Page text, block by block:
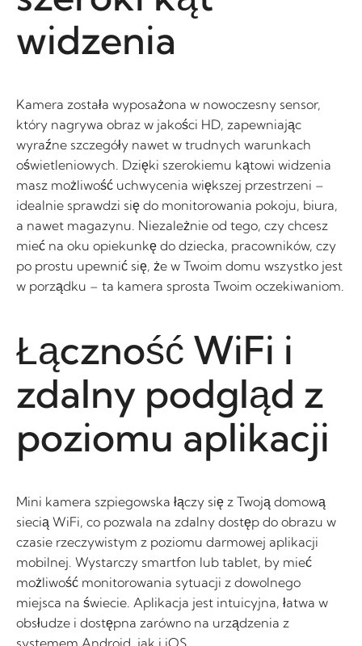
widzenia
Kamera została wyposażona w nowoczesny sensor,
który nagrywa obraz w jakości HD, zapewniając
wyraźne szczegóły nawet w trudnych warunkach
oświetleniowych. Dzięki szerokiemu kątowi widzenia
masz możliwość uchwycenia większej przestrzeni –
idealnie sprawdzi się do monitorowania pokoju, biura,
a nawet magazynu. Niezależnie od tego, czy chcesz
mieć na oku opiekunkę do dziecka, pracowników, czy
po prostu upewnić się, że w Twoim domu wszystko jest
w porządku – ta kamera sprosta Twoim oczekiwaniom.
Łączność WiFi i
zdalny podgląd z
poziomu aplikacji
Mini kamera szpiegowska łączy się z Twoją domową
siecią WiFi, co pozwala na zdalny dostęp do obrazu w
czasie rzeczywistym z poziomu darmowej aplikacji
mobilnej. Wystarczy smartfon lub tablet, by mieć
możliwość monitorowania sytuacji z dowolnego
miejsca na świecie. Aplikacja jest intuicyjna, łatwa w
obsłudze i dostępna zarówno na urządzenia z
systemem Android, jak i iOS.